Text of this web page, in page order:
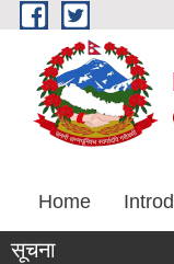
Skip to main content
Home
सूचना